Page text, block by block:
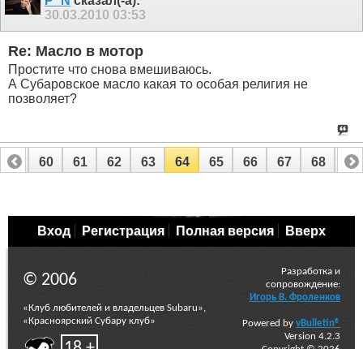
30.03.2010 03:53
Re: Масло в мотор
Простите что снова вмешиваюсь.
А Субаровское масло какая то особая религия не
позволяет?
59 60 61 62 63 64 65 66 67 68 69
Вход Регистрация Полная версия Вверх
© 2006
«Клуб любителей и владельцев Subaru»,
«Красноярский Субару клуб»
Разработка и
сопровождение:
Игорь В. Фроленков
Powered by vBulletin®
Version 4.2.3